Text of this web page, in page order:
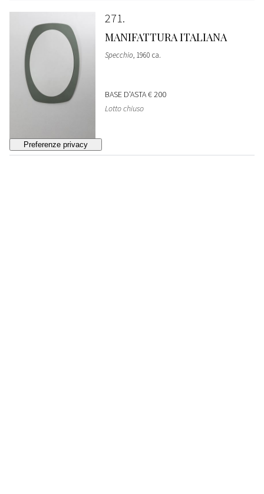
271
MANIFATTURA ITALIANA
Specchio, 1960 ca.
BASE D'ASTA€ 200
Lotto chiuso